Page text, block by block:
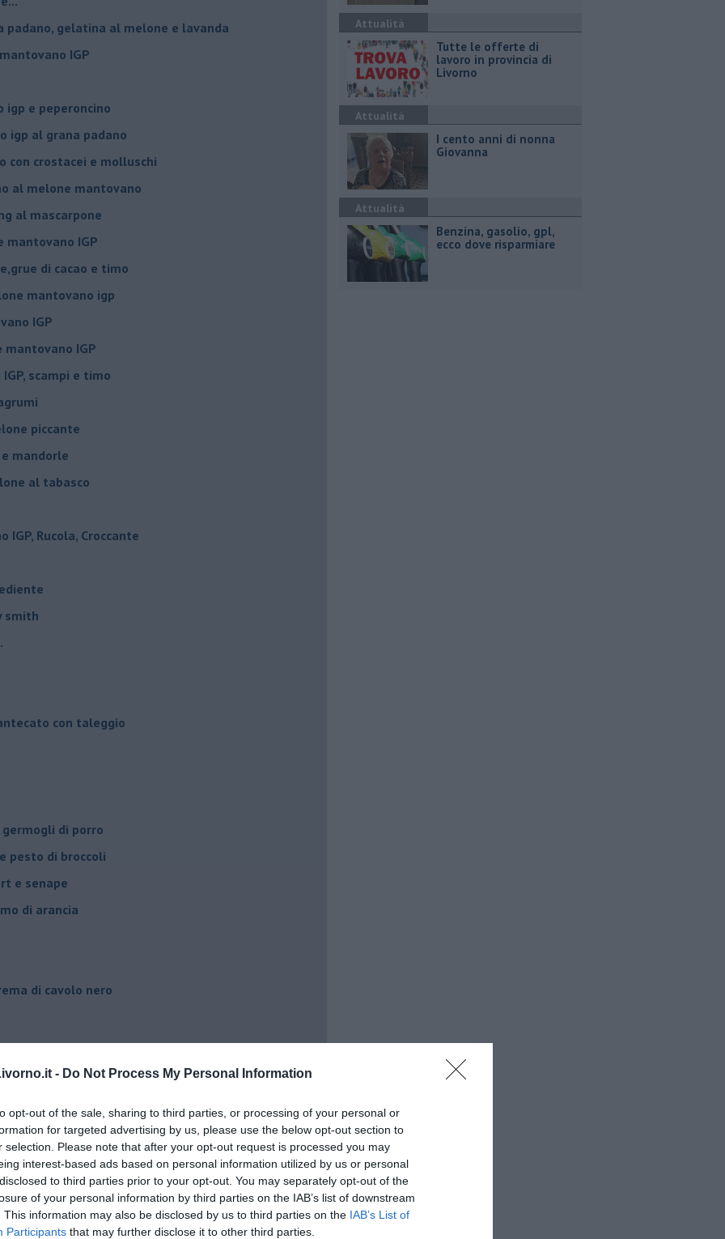
- Do Not Process My Personal Information
opt-out of the sale, sharing to third parties, or processing of your personal or
for targeted advertising by us, please use the below opt-out section to
selection. Please note that after your opt-out request is processed you may
interest-based ads based on personal information utilized by us or personal
to third parties prior to your opt-out. You may separately opt-out of the
of your personal information by third parties on the IAB’s list of downstream
This information may also be disclosed by us to third parties on the IAB’s List of
Participants that may further disclose it to other third parties.
padano, gelatina al melone e lavanda
IGP
igp e peperoncino
igp al grana padano
con crostacei e molluschi
al melone mantovano
al mascarpone
mantovano IGP
di cacao e timo
mantovano igp
IGP
IGP
scampi e timo
piccante
mandorle
al tabasco
IGP, Rucola, Croccante
smith
con taleggio
di porro
pesto di broccoli
e senape
di arancia
di cavolo nero
di goji
e mele
e nocciole
Attualità
​Tutte le offerte di
lavoro in provincia di
Livorno
Attualità
I cento anni di nonna
Giovanna
Attualità
​Benzina, gasolio, gpl,
ecco dove risparmiare